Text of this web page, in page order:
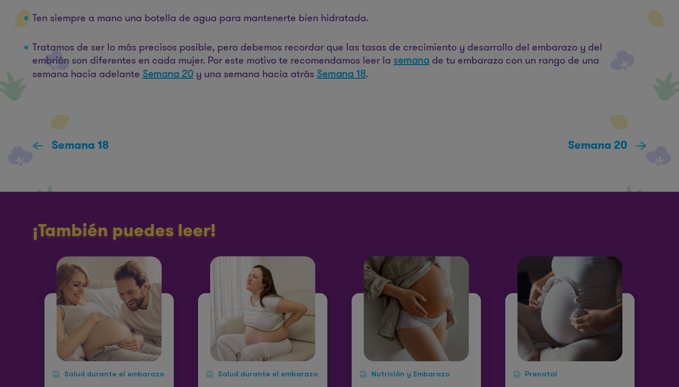
Ten siempre a mano una botella de agua para mantenerte bien hidratada.
Tratamos de ser lo más precisos posible, pero debemos recordar que las tasas de crecimiento y desarrollo del embarazo y del
embrión son diferentes en cada mujer. Por este motivo te recomendamos leer la semana de tu embarazo con un rango de una
semana hacia adelante Semana 20 y una semana hacia atrás Semana 18.
Semana 18 Semana 20
¡También puedes leer!
Salud durante el embarazo Salud durante el embarazo Nutrición y Embarazo Prenatal